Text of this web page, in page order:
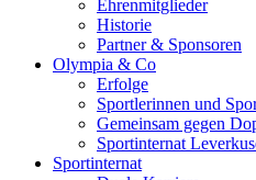
Ehrenmitglieder
Historie
Partner & Sponsoren
Olympia & Co
Erfolge
Sportlerinnen und
Gemeinsam gegen
Sportinternat
Sportinternat